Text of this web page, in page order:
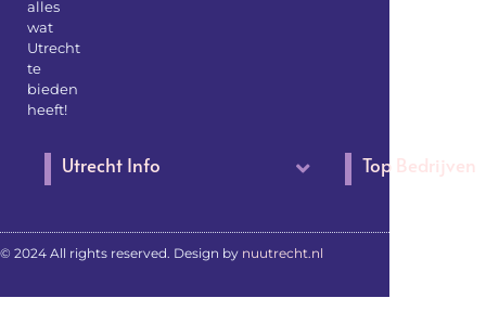
alles
wat
Utrecht
te
bieden
heeft!
Utrecht Info Top Bedrijven
© 2024 All rights reserved. Design by nuutrecht.nl